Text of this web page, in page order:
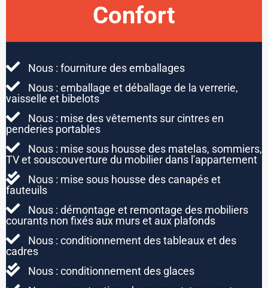
Confort
Nous : fourniture des emballages
Nous : emballage et déballage de la verrerie,
vaisselle et bibelots
Nous : mise des vêtements sur cintres en
penderies portables
Nous : mise sous housse des matelas, sommiers,
TV et souscouverture du mobilier dans l'appartement
Nous : mise sous housse des canapés et
fauteuils
Nous : démontage et remontage des mobiliers
courants non fixés aux murs et aux plafonds
Nous : conditionnement des tableaux et des
cadres
Nous : conditionnement des glaces